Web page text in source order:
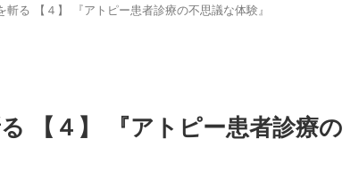
る 【４】 『アトピー患者診療の不思議な体験』
【４】 『アトピー患者診療の